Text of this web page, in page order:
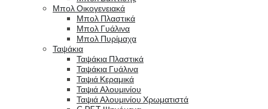
Μπολ Οικογενειακά
Μπολ Πλαστικά
Μπολ Γυάλινα
Μπολ Πυρίμαχα
Ταψάκια
Ταψάκια Πλαστικά
Ταψάκια Γυάλινα
Ταψιά Κεραμικά
Ταψιά Αλουμινίου
Ταψιά Αλουμινίου Χρωματιστά